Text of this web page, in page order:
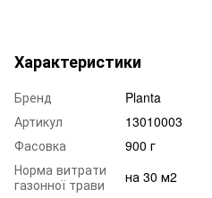
Характеристики
Бренд
Planta
Артикул
13010003
Фасовка
900 г
Норма витрати
газонної трави
на 30 м2